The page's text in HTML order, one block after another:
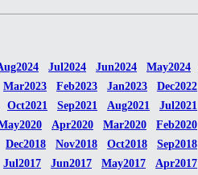
Jul2024 Jun2024 May2024
Mar2023 Feb2023 Jan2023 Dec2022
Oct2021 Sep2021 Aug2021 Jul2021
Apr2020 Mar2020 Feb2020
Dec2018 Nov2018 Oct2018 Sep2018
Jul2017 Jun2017 May2017 Apr2017